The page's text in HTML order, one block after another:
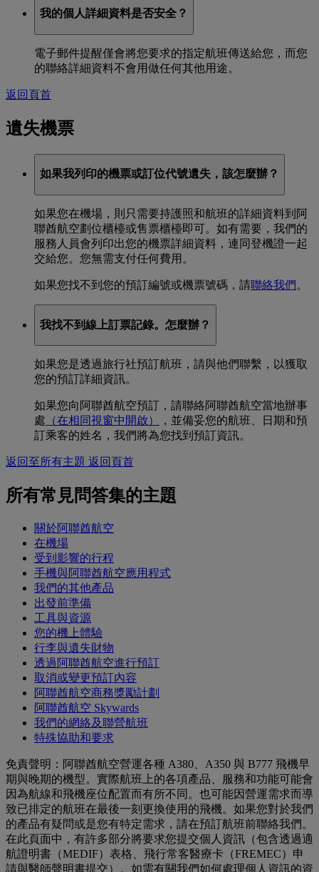
我的個人詳細資料是否安全？
電子郵件提醒僅會將您要求的指定航班傳送給您，而您
的聯絡詳細資料不會用做任何其他用途。
返回頁首
遺失機票
如果我列印的機票或訂位代號遺失，該怎麼辦？
如果您在機場，則只需要持護照和航班的詳細資料到阿
聯酋航空劃位櫃檯或售票櫃檯即可。如有需要，我們的
服務人員會列印出您的機票詳細資料，連同登機證一起
交給您。您無需支付任何費用。
如果您找不到您的預訂編號或機票號碼，請聯絡我們 。
我找不到線上訂票記錄。怎麼辦？
如果您是透過旅行社預訂航班，請與他們聯繫，以獲取
您的預訂詳細資訊。
如果您向阿聯酋航空預訂，請聯絡阿聯酋航空當地辦事
處 （在相同視窗中開啟）
，並備妥您的航班、日期和預
訂乘客的姓名，我們將為您找到預訂資訊。
返回至所有主題 返回頁首
所有常見問答集的主題
關於阿聯酋航空
在機場
受到影響的行程
手機與阿聯酋航空應用程式
我們的其他產品
出發前準備
工具與資源
您的機上體驗
行李與遺失財物
透過阿聯酋航空進行預訂
取消或變更預訂內容
阿聯酋航空商務獎勵計劃
阿聯酋航空 Skywards
我們的網絡及聯營航班
特殊協助和要求
免責聲明：阿聯酋航空營運各種 A380、A350 與 B777 飛機早
期與晚期的機型。實際航班上的各項產品、服務和功能可能會
因為航線和飛機座位配置而有所不同。也可能因營運需求而導
致已排定的航班在最後一刻更換使用的飛機。如果您對於我們
的產品有疑問或是您有特定需求，請在預訂航班前聯絡我們。
在此頁面中，有許多部分將要求您提交個人資訊（包含透過適
航證明書（MEDIF）表格、飛行常客醫療卡（FREMEC）申
請與醫師聲明書提交）。如需有關我們如何處理個人資訊的資